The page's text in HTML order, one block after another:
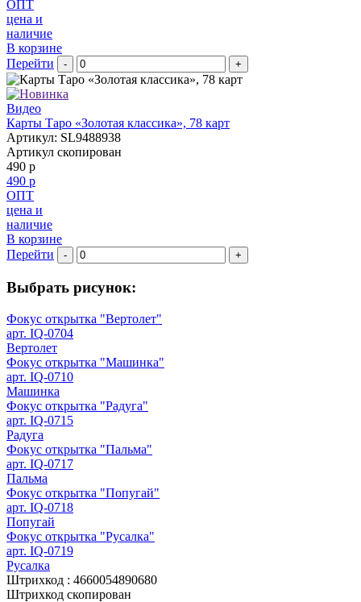
ОПТ
цена и
наличие
В корзине
Перейти
- +
Видео
Карты Таро «Золотая классика», 78 карт
Артикул: SL9488938
Артикул скопирован
490 р
490 р
ОПТ
цена и
наличие
В корзине
Перейти
- +
Выбрать рисунок:
Фокус открытка "Вертолет"
арт. IQ-0704
Вертолет
Фокус открытка "Машинка"
арт. IQ-0710
Машинка
Фокус открытка "Радуга"
арт. IQ-0715
Радуга
Фокус открытка "Пальма"
арт. IQ-0717
Пальма
Фокус открытка "Попугай"
арт. IQ-0718
Попугай
Фокус открытка "Русалка"
арт. IQ-0719
Русалка
Штрихкод : 4660054890680
Штрихкод скопирован